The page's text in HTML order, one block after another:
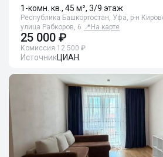
1-комн. кв., 45 м², 3/9 этаж
Республика Башкортостан, Уфа, р-н
улица Рабкоров, 6 📍 На карте
25 000 ₽
Комиссия 12 500 ₽
ИсточникЦИАН